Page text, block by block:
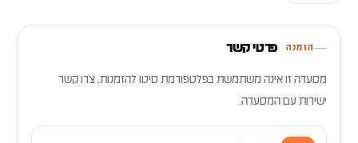
הזמנה פרטי קשר
מסעדה זו אינה משתמשת בפלטפורמת סיטו להזמנות. צרו קשר
ישירות עם המסעדה.